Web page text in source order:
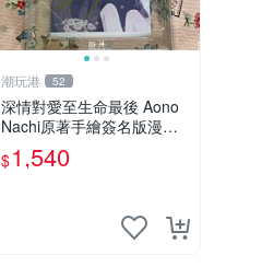
潮玩港 52
深情對愛至生命最後 Aono
Nachi原著手繪簽名版漫畫
親筆簽名限定收藏 命終不渝
之戀情 漫畫珍藏品
$1,540